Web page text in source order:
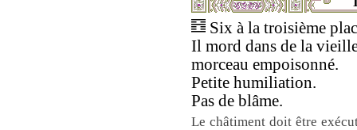
Six à la troisième
Il mord dans de la
morceau empoisonné.
Petite humiliation.
Pas de blâme.
Le châtiment doit être